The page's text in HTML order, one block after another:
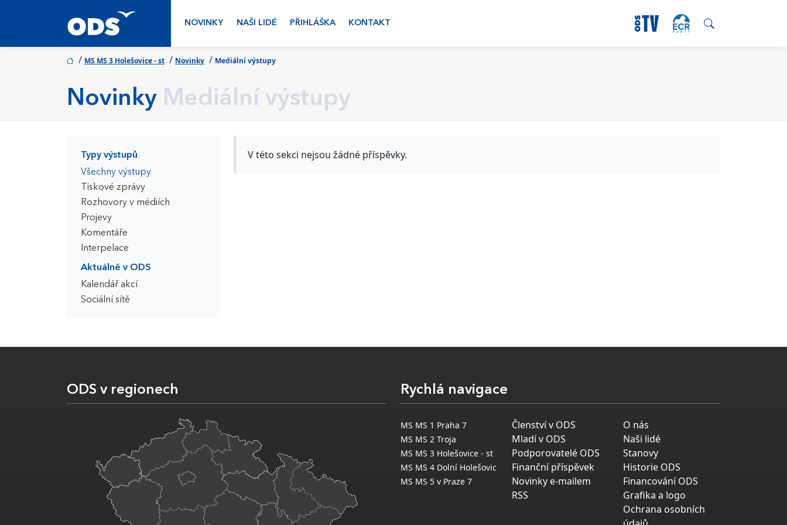
NOVINKY NAŠI LIDÉ PŘIHLÁŠKA KONTAKT
/ MS MS 3 Holešovice - st / Novinky / Mediální výstupy
Novinky Mediální výstupy
Typy výstupů
Všechny výstupy
Tiskové zprávy
Rozhovory v médiích
Projevy
Komentáře
Interpelace
Aktuálně v ODS
Kalendář akcí
Sociální sítě
V této sekci nejsou žádné příspěvky.
ODS v regionech Rychlá navigace
MS MS 1 Praha 7
MS MS 2 Troja
MS MS 3 Holešovice - st
MS MS 4 Dolní Holešovic
MS MS 5 v Praze 7
Členství v ODS
Mladí v ODS
Podporovatelé ODS
Finanční příspěvek
Novinky e-mailem
RSS
O nás
Naši lidé
Stanovy
Historie ODS
Financování ODS
Grafika a logo
Ochrana osobních